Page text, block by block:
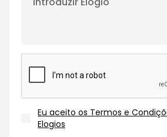
Eu aceito os Termos e
Elogios